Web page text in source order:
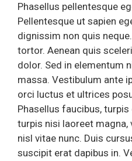
Phasellus pellentesque
Pellentesque ut sapien
dignissim non quis
tortor. Aenean quis
dolor. Sed in elementum
massa. Vestibulum ante
orci luctus et ultrices
Phasellus faucibus,
turpis nisi laoreet
nisl vitae nunc. Duis
suscipit erat dapibus in.